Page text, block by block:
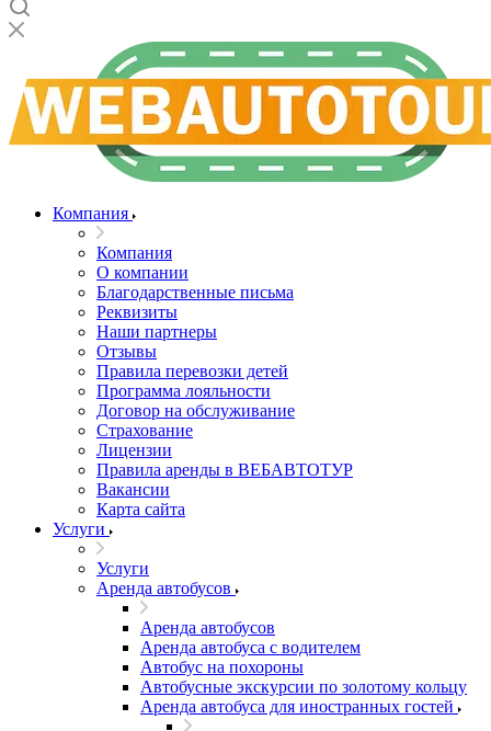
Компания
Компания
О компании
Благодарственные письма
Реквизиты
Наши партнеры
Отзывы
Правила перевозки детей
Программа лояльности
Договор на обслуживание
Страхование
Лицензии
Правила аренды в ВЕБАВТОТУР
Вакансии
Карта сайта
Услуги
Услуги
Аренда автобусов
Аренда автобусов
Аренда автобуса с водителем
Автобус на похороны
Автобусные экскурсии по золотому кольцу
Аренда автобуса для иностранных гостей